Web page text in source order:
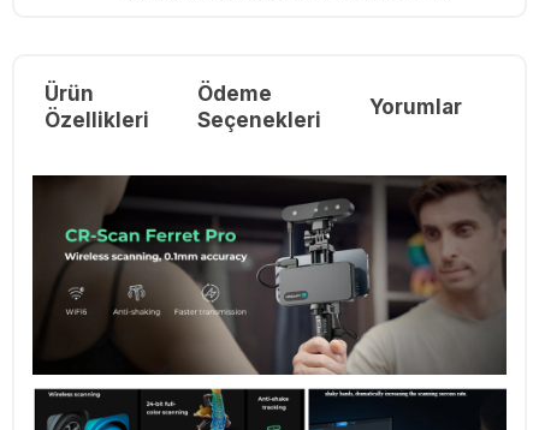
Ürün
Özellikleri
Ödeme
Seçenekleri
Yorumlar